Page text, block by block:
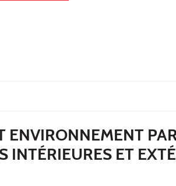
ENVIRONNEMENT
INTÉRIEURES ET